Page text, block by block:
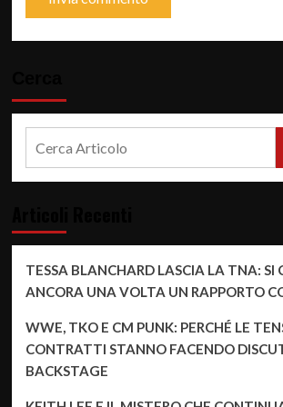
TESSA BLANCHARD LASCIA LA TNA: SI
ANCORA UNA VOLTA UN RAPPORTO
WWE, TKO E CM PUNK: PERCHÉ LE
CONTRATTI STANNO FACENDO
BACKSTAGE